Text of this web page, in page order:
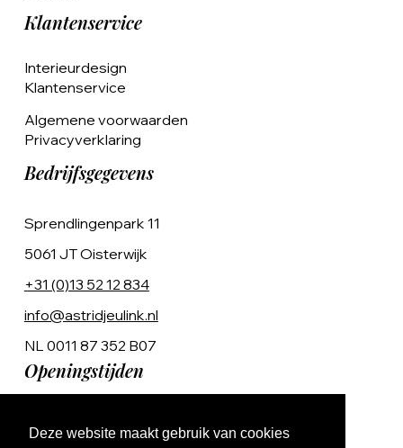
Deze website maakt gebruik van cookies
Klantenservice
Interieurdesign
Klantenservice
Algemene voorwaarden
Privacyverklaring
Bedrijfsgegevens
Sprendlingenpark 11
5061 JT Oisterwijk
+31 (0)13 52 12 834
info@astridjeulink.nl
NL 0011 87 352 B07
Openingstijden